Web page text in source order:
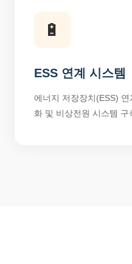
🔋
ESS 연계 시스템
에너지 저장장치(ESS)
화 및 비상전원 시스템 구